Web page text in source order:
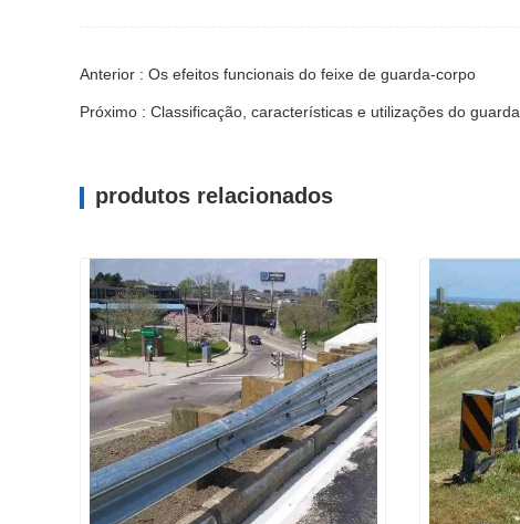
Anterior : Os efeitos funcionais do feixe de guarda-corpo
Próximo : Classificação, características e utilizações do
produtos relacionados